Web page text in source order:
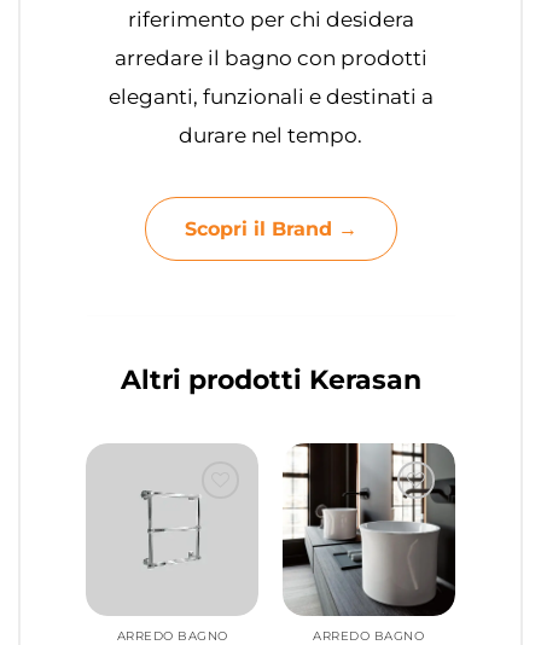
riferimento per chi desidera
arredare il bagno con prodotti
eleganti, funzionali e destinati a
durare nel tempo.
Scopri il Brand →
Altri prodotti Kerasan
ARREDO BAGNO ARREDO BAGNO